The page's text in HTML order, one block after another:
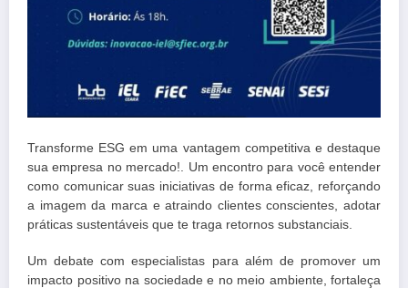
Transforme ESG em uma vantagem competitiva e destaque
sua empresa no mercado!. Um encontro para você entender
como comunicar suas iniciativas de forma eficaz, reforçando
a imagem da marca e atraindo clientes conscientes, adotar
práticas sustentáveis que te traga retornos substanciais.
Um debate com especialistas para além de promover um
impacto positivo na sociedade e no meio ambiente, fortaleça